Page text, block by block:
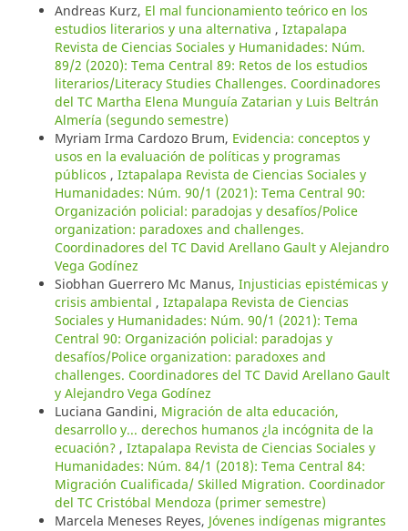
Andreas Kurz, El mal funcionamiento teórico en los
estudios literarios y una alternativa , Iztapalapa
Revista de Ciencias Sociales y Humanidades: Núm.
89/2 (2020): Tema Central 89: Retos de los estudios
literarios/Literacy Studies Challenges. Coordinadores
del TC Martha Elena Munguía Zatarian y Luis Beltrán
Almería (segundo semestre)
Myriam Irma Cardozo Brum, Evidencia: conceptos y
usos en la evaluación de políticas y programas
públicos , Iztapalapa Revista de Ciencias Sociales y
Humanidades: Núm. 90/1 (2021): Tema Central 90:
Organización policial: paradojas y desafíos/Police
organization: paradoxes and challenges.
Coordinadores del TC David Arellano Gault y Alejandro
Vega Godínez
Siobhan Guerrero Mc Manus, Injusticias epistémicas y
crisis ambiental , Iztapalapa Revista de Ciencias
Sociales y Humanidades: Núm. 90/1 (2021): Tema
Central 90: Organización policial: paradojas y
desafíos/Police organization: paradoxes and
challenges. Coordinadores del TC David Arellano Gault
y Alejandro Vega Godínez
Luciana Gandini, Migración de alta educación,
desarrollo y... derechos humanos ¿la incógnita de la
ecuación? , Iztapalapa Revista de Ciencias Sociales y
Humanidades: Núm. 84/1 (2018): Tema Central 84:
Migración Cualificada/ Skilled Migration. Coordinador
del TC Cristóbal Mendoza (primer semestre)
Marcela Meneses Reyes, Jóvenes indígenas migrantes